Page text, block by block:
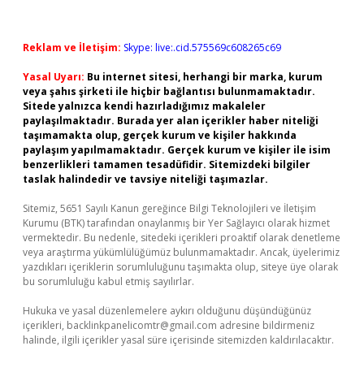
Reklam ve İletişim: Skype: live:.cid.575569c608265c69
Yasal Uyarı: Bu internet sitesi, herhangi bir marka, kurum
veya şahıs şirketi ile hiçbir bağlantısı bulunmamaktadır.
Sitede yalnızca kendi hazırladığımız makaleler
paylaşılmaktadır. Burada yer alan içerikler haber niteliği
taşımamakta olup, gerçek kurum ve kişiler hakkında
paylaşım yapılmamaktadır. Gerçek kurum ve kişiler ile isim
benzerlikleri tamamen tesadüfidir. Sitemizdeki bilgiler
taslak halindedir ve tavsiye niteliği taşımazlar.
Sitemiz, 5651 Sayılı Kanun gereğince Bilgi Teknolojileri ve İletişim
Kurumu (BTK) tarafından onaylanmış bir Yer Sağlayıcı olarak hizmet
vermektedir. Bu nedenle, sitedeki içerikleri proaktif olarak denetleme
veya araştırma yükümlülüğümüz bulunmamaktadır. Ancak, üyelerimiz
yazdıkları içeriklerin sorumluluğunu taşımakta olup, siteye üye olarak
bu sorumluluğu kabul etmiş sayılırlar.
Hukuka ve yasal düzenlemelere aykırı olduğunu düşündüğünüz
içerikleri, backlinkpanelicomtr@gmail.com adresine bildirmeniz
halinde, ilgili içerikler yasal süre içerisinde sitemizden kaldırılacaktır.